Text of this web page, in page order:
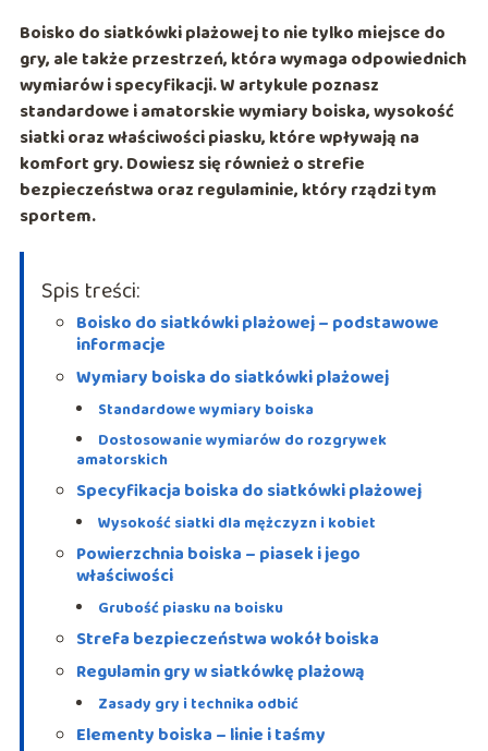
Boisko do siatkówki plażowej to nie tylko miejsce do
gry, ale także przestrzeń, która wymaga odpowiednich
wymiarów i specyfikacji. W artykule poznasz
standardowe i amatorskie wymiary boiska, wysokość
siatki oraz właściwości piasku, które wpływają na
komfort gry. Dowiesz się również o strefie
bezpieczeństwa oraz regulaminie, który rządzi tym
sportem.
Spis treści:
Boisko do siatkówki plażowej – podstawowe
informacje
Wymiary boiska do siatkówki plażowej
Standardowe wymiary boiska
Dostosowanie wymiarów do rozgrywek
amatorskich
Specyfikacja boiska do siatkówki plażowej
Wysokość siatki dla mężczyzn i kobiet
Powierzchnia boiska – piasek i jego
właściwości
Grubość piasku na boisku
Strefa bezpieczeństwa wokół boiska
Regulamin gry w siatkówkę plażową
Zasady gry i technika odbić
Elementy boiska – linie i taśmy